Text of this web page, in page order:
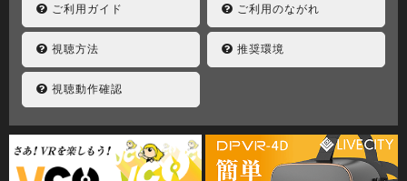
ご利用ガイド ご利用のながれ
視聴方法 推奨環境
視聴動作確認